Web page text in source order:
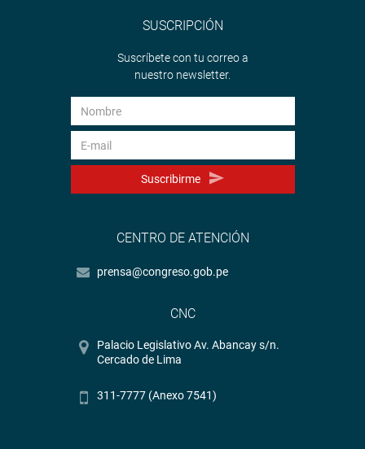
SUSCRIPCIÓN
Suscríbete con tu correo a
nuestro newsletter.
Suscribirme
CENTRO DE ATENCIÓN
prensa@congreso.gob.pe
CNC
Palacio Legislativo Av. Abancay s/n.
Cercado de Lima
311-7777 (Anexo 7541)